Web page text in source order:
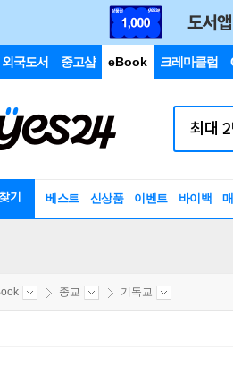
외국도서 중고샵 eBook 크레마클럽
기 베스트 신상품 이벤트 바이백
종교 기독교